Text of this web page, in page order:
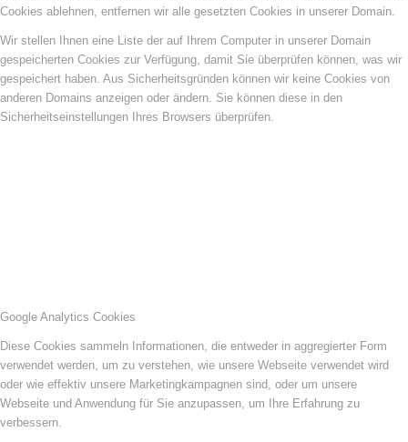
Cookies ablehnen, entfernen wir alle gesetzten Cookies in unserer Domain.
Wir stellen Ihnen eine Liste der auf Ihrem Computer in unserer Domain
gespeicherten Cookies zur Verfügung, damit Sie überprüfen können, was wir
gespeichert haben. Aus Sicherheitsgründen können wir keine Cookies von
anderen Domains anzeigen oder ändern. Sie können diese in den
Sicherheitseinstellungen Ihres Browsers überprüfen.
Google Analytics Cookies
Diese Cookies sammeln Informationen, die entweder in aggregierter Form
verwendet werden, um zu verstehen, wie unsere Webseite verwendet wird
oder wie effektiv unsere Marketingkampagnen sind, oder um unsere
Webseite und Anwendung für Sie anzupassen, um Ihre Erfahrung zu
verbessern.